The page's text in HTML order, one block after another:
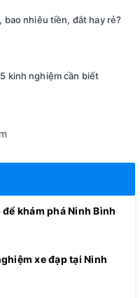
bao nhiêu tiền, đắt hay rẻ?
kinh nghiệm cần biết
khám phá Ninh Bình
xe đạp tại Ninh